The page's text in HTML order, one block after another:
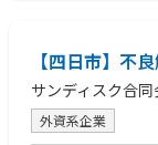
構築する!
https://
・製造業・工場に
・データ分析を活用
【四日市】不
サンディスク合
外資系企業